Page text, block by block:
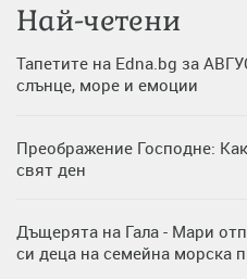
Най-четени
Тапетите на Edna.bg за
слънце, море и емоции
Преображение Господне:
свят ден
Дъщерята на Гала - Мари
си деца на семейна морска